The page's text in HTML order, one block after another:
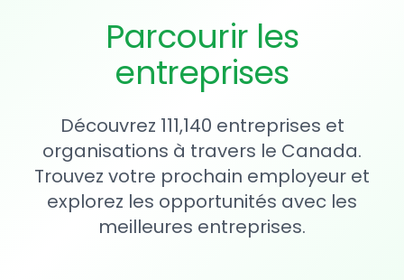
Parcourir les
entreprises
Découvrez 111,140 entreprises et
organisations à travers le Canada.
Trouvez votre prochain employeur et
explorez les opportunités avec les
meilleures entreprises.